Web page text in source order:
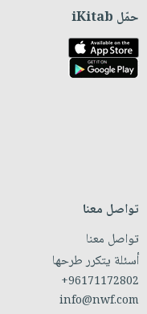
حمّل iKitab
تواصل معنا
تواصل معنا
أسئلة يتكرر طرحها
+96171172802
info@nwf.com